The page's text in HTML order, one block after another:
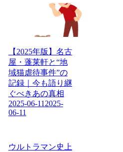
【2025年版】名古
屋・蓬莱軒と“地
域猫虐待事件”の
記録｜今も語り継
ぐべきあの真相
2025-06-11 2025-
06-11
ウルトラマン史上